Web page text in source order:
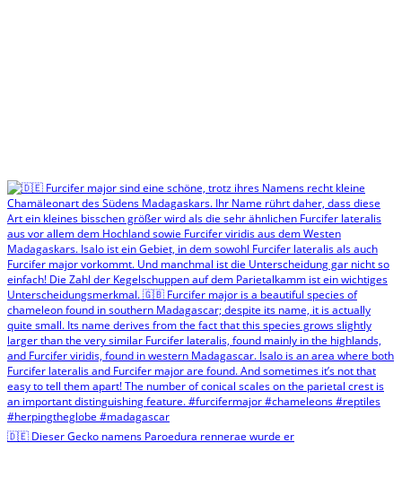
🇩🇪 Dieser Gecko namens Paroedura rennerae wurde er